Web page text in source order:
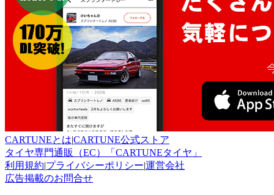
CARTUNEとは|CARTUNE公式ストア
タイヤ専門通販（EC）「CARTUNEタイヤ」
利用規約|プライバシーポリシー|運営会社
広告掲載のお問合せ